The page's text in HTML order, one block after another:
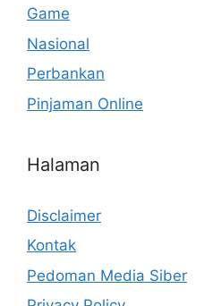
Game
Nasional
Perbankan
Pinjaman Online
Halaman
Disclaimer
Kontak
Pedoman Media Siber